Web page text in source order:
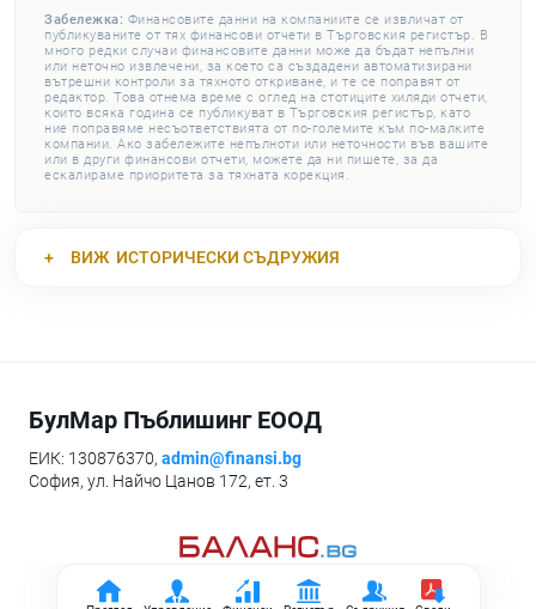
Забележка: Финансовите данни на компаниите се извличат от
публикуваните от тях финансови отчети в Търговския регистър. В
много редки случаи финансовите данни може да бъдат непълни
или неточно извлечени, за което са създадени автоматизирани
вътрешни контроли за тяхното откриване, и те се поправят от
редактор. Това отнема време с оглед на стотиците хиляди отчети,
които всяка година се публикуват в Търговския регистър, като
ние поправяме несъответствията от по-големите към по-малките
компании. Ако забележите непълноти или неточности във вашите
или в други финансови отчети, можете да ни пишете, за да
ескалираме приоритета за тяхната корекция.
ВИЖ ИСТОРИЧЕСКИ СЪДРУЖИЯ
БулМар Пъблишинг ЕООД
ЕИК: 130876370, admin@finansi.bg
София, ул. Найчо Цанов 172, ет. 3